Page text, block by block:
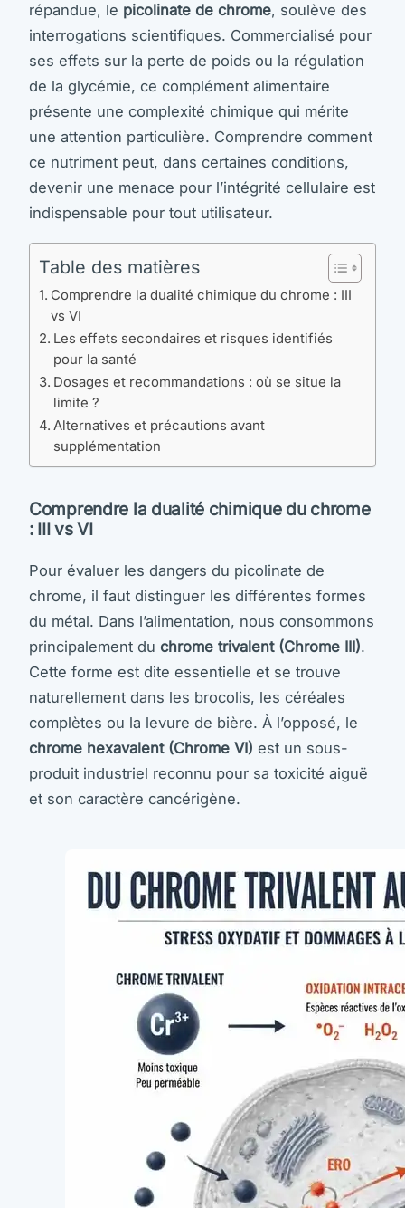
répandue, le picolinate de chrome, soulève des
interrogations scientifiques. Commercialisé pour
ses effets sur la perte de poids ou la régulation
de la glycémie, ce complément alimentaire
présente une complexité chimique qui mérite
une attention particulière. Comprendre comment
ce nutriment peut, dans certaines conditions,
devenir une menace pour l’intégrité cellulaire est
indispensable pour tout utilisateur.
Table des matières
Comprendre la dualité chimique du chrome : III
vs VI
Les effets secondaires et risques identifiés
pour la santé
Dosages et recommandations : où se situe la
limite ?
Alternatives et précautions avant
supplémentation
Comprendre la dualité chimique du chrome
: III vs VI
Pour évaluer les dangers du picolinate de
chrome, il faut distinguer les différentes formes
du métal. Dans l’alimentation, nous consommons
principalement du chrome trivalent (Chrome III).
Cette forme est dite essentielle et se trouve
naturellement dans les brocolis, les céréales
complètes ou la levure de bière. À l’opposé, le
chrome hexavalent (Chrome VI) est un sous-
produit industriel reconnu pour sa toxicité aiguë
et son caractère cancérigène.